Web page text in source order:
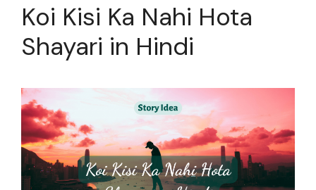
Koi Kisi Ka Nahi Hota
Shayari in Hindi